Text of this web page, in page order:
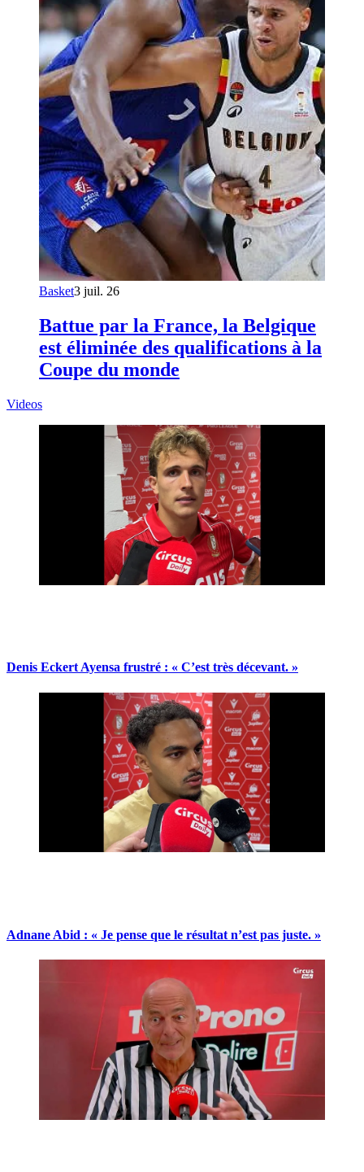
Basket3 juil. 26
Battue par la France, la Belgique
est éliminée des qualifications à la
Coupe du monde
Videos
Denis Eckert Ayensa frustré : « C’est très décevant. »
Adnane Abid : « Je pense que le résultat n’est pas juste. »